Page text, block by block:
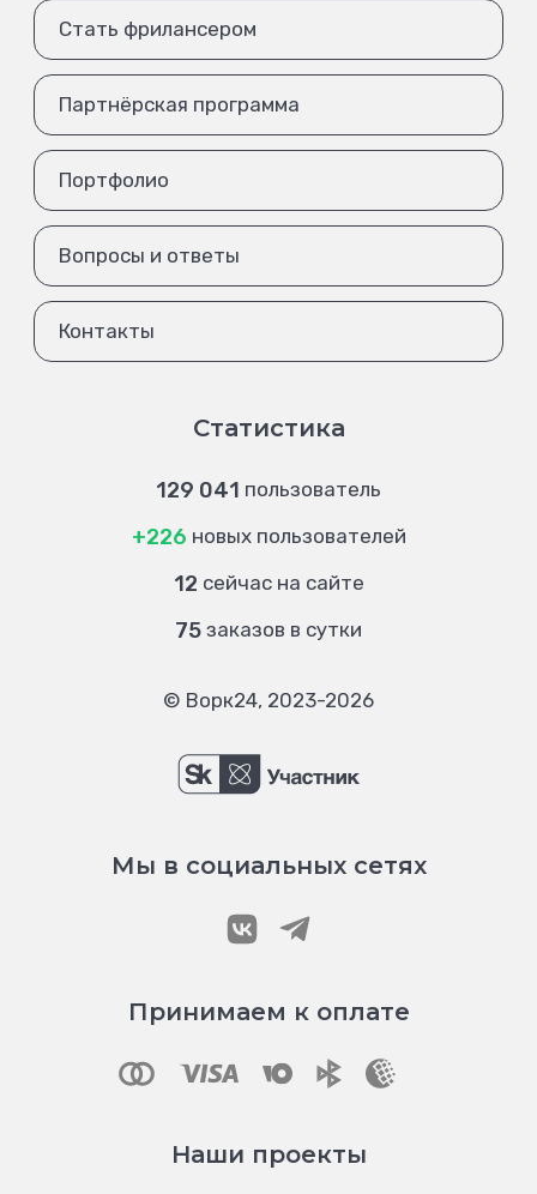
Стать фрилансером
Партнёрская программа
Портфолио
Вопросы и ответы
Контакты
Статистика
129 041 пользователь
+226 новых пользователей
12 сейчас на сайте
75 заказов в сутки
© Ворк24, 2023-2026
Мы в социальных сетях
Принимаем к оплате
Наши проекты